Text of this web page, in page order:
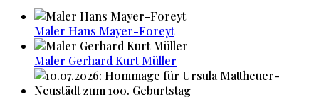
Maler Hans Mayer-Foreyt
Maler Gerhard Kurt Müller